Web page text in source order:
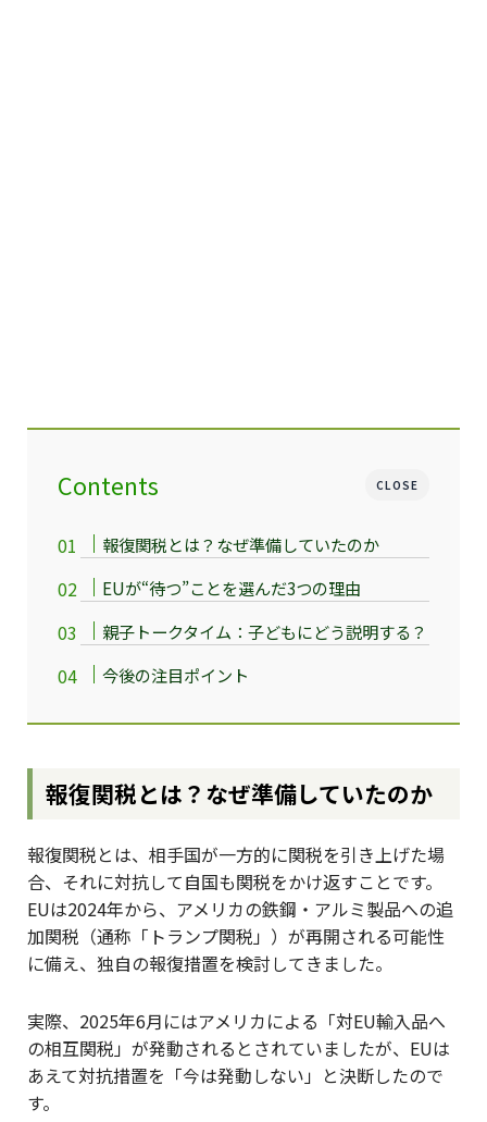
CLOSE
Contents
報復関税とは？なぜ準備していたのか
EUが“待つ”ことを選んだ3つの理由
親子トークタイム：子どもにどう説明する？
今後の注目ポイント
報復関税とは？なぜ準備していたのか
報復関税とは、相手国が一方的に関税を引き上げた場
合、それに対抗して自国も関税をかけ返すことです。
EUは2024年から、アメリカの鉄鋼・アルミ製品への追
加関税（通称「トランプ関税」）が再開される可能性
に備え、独自の報復措置を検討してきました。
実際、2025年6月にはアメリカによる「対EU輸入品へ
の相互関税」が発動されるとされていましたが、EUは
あえて対抗措置を「今は発動しない」と決断したので
す。